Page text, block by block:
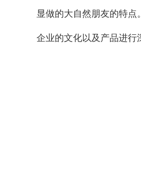
显做的大自然朋友的特
企业的文化以及产品进行